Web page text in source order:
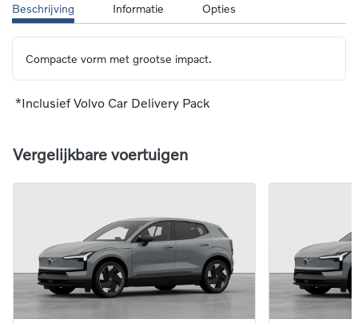
Beschrijving Informatie Opties
Compacte vorm met grootse impact.
*Inclusief Volvo Car Delivery Pack
Vergelijkbare voertuigen